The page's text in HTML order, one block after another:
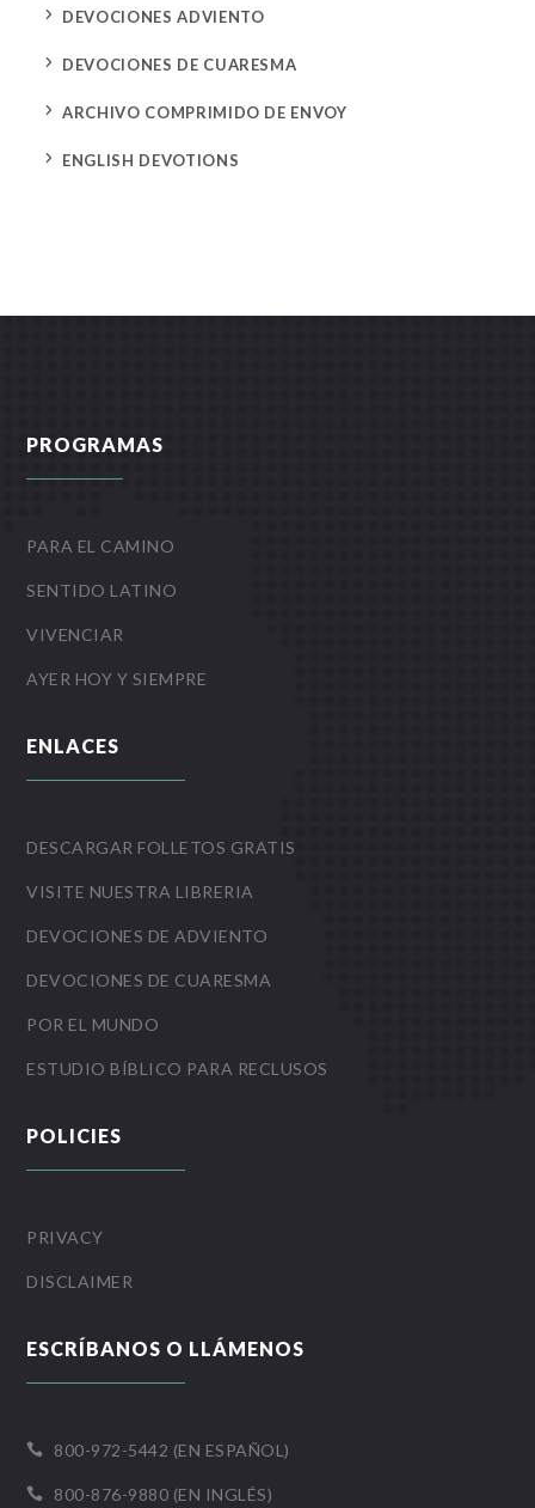
5 DEVOCIONES ADVIENTO
5 DEVOCIONES DE CUARESMA
5 ARCHIVO COMPRIMIDO DE ENVOY
5 ENGLISH DEVOTIONS
PROGRAMAS
PARA EL CAMINO
SENTIDO LATINO
VIVENCIAR
AYER HOY Y SIEMPRE
ENLACES
DESCARGAR FOLLETOS GRATIS
VISITE NUESTRA LIBRERIA
DEVOCIONES DE ADVIENTO
DEVOCIONES DE CUARESMA
POR EL MUNDO
ESTUDIO BÍBLICO PARA RECLUSOS
POLICIES
PRIVACY
DISCLAIMER
ESCRÍBANOS O LLÁMENOS
 800-972-5442 (EN ESPAÑOL)
 800-876-9880 (EN INGLÉS)